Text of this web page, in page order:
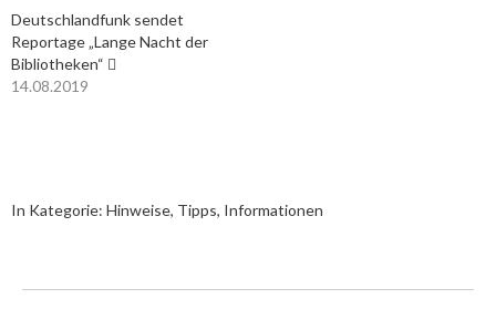
Deutschlandfunk sendet
Reportage „Lange Nacht der
Bibliotheken“ 
14.08.2019
In Kategorie: Hinweise, Tipps, Informationen